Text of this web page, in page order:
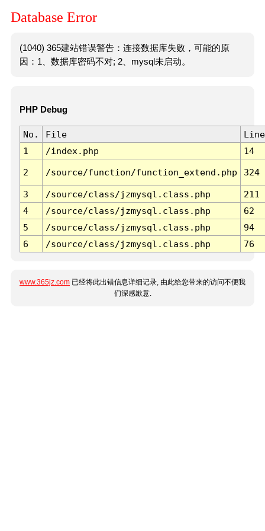
Database Error
(1040) 365建站错误警告：连接数据库失败，可能的原
因：1、数据库密码不对; 2、mysql未启动。
PHP Debug
No. File
Line
1
/index.php 14
2 /source/function/function_extend.php 324
3 /source/class/jzmysql.class.php
211
4
/source/class/jzmysql.class.php
62
5
/source/class/jzmysql.class.php
94
6
/source/class/jzmysql.class.php 76
www.365jz.com 已经将此出错信息详细记录, 由此给您带来的访问不便我
们深感歉意.